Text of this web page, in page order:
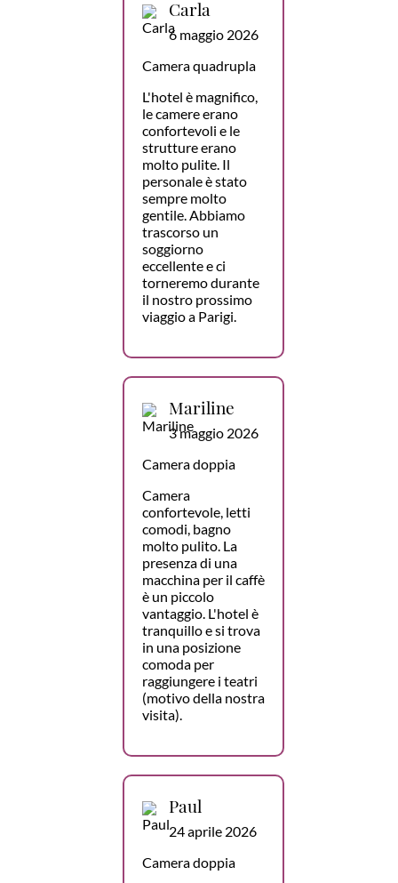
Carla
6 maggio 2026
Camera quadrupla
L'hotel è magnifico,
le camere erano
confortevoli e le
strutture erano
molto pulite. Il
personale è stato
sempre molto
gentile. Abbiamo
trascorso un
soggiorno
eccellente e ci
torneremo durante
il nostro prossimo
viaggio a Parigi.
Mariline
3 maggio 2026
Camera doppia
Camera
confortevole, letti
comodi, bagno
molto pulito. La
presenza di una
macchina per il caffè
è un piccolo
vantaggio. L'hotel è
tranquillo e si trova
in una posizione
comoda per
raggiungere i teatri
(motivo della nostra
visita).
Paul
24 aprile 2026
Camera doppia